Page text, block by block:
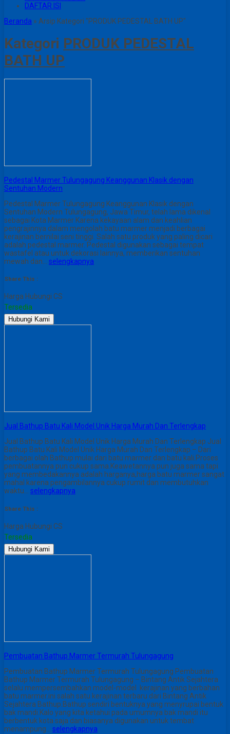
DAFTAR ISI
Beranda » Arsip Kategori "PRODUK PEDESTAL BATH UP"
Kategori PRODUK PEDESTAL
BATH UP
Pedestal Marmer Tulungagung Keanggunan Klasik dengan
Sentuhan Modern
Pedestal Marmer Tulungagung Keanggunan Klasik dengan
Sentuhan Modern Tulungagung, Jawa Timur, telah lama dikenal
sebagai Kota Marmer Karena kekayaan alam dan keahlian
pengrajinnya dalam mengolah batu marmer menjadi berbagai
kerajinan bernilai seni tinggi. Salah satu produk yang paling dicari
adalah pedestal marmer. Pedestal digunakan sebagai tempat
wastafel atau untuk dekorasi lainnya, memberikan sentuhan
mewah dan… selengkapnya
Share This :
Harga Hubungi CS
Tersedia
Hubungi Kami
Jual Bathup Batu Kali Model Unik Harga Murah Dan Terlengkap
Jual Bathup Batu Kali Model Unik Harga Murah Dan Terlengkap Jual
Bathup Batu Kali Model Unik Harga Murah Dan Terlengkap – Dari
berbagai olah Bathup mulai dari batu marmer dan batu kali.Proses
pembuatannya pun cukup sama.Keawetannya pun juga sama tapi
yang membedakannya adalah harganya,harga batu marmer sangat
mahal karena pengambilannya cukup rumit dan membutuhkan
waktu… selengkapnya
Share This :
Harga Hubungi CS
Tersedia
Hubungi Kami
Pembuatan Bathup Marmer Termurah Tulungagung
Pembuatan Bathup Marmer Termurah Tulungagung Pembuatan
Bathup Marmer Termurah Tulungagung – Bintang Antik Sejahtera
selalu mempersembahkan model-model kerajinan yang berbahan
batu marmer.ini salah satu kerajinan terbaru dari Bintang Antik
Sejahtera Bathup.Bathup sendiri bentuknya yang menyrupai bentuk
bak mandi.Kalo yang kita ketahui pada umumnya bak mandi itu
berbentuk kota saja dan biasanya digunakan untuk tembat
menampung… selengkapnya